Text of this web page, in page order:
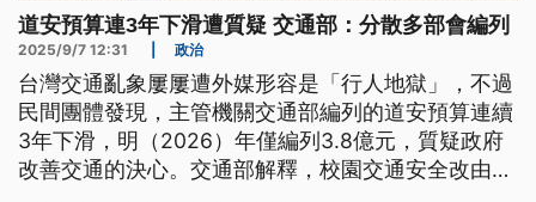
道安預算連3年下滑遭質疑 交通部：分散多部會編列
2025/9/7 12:31 政治
台灣交通亂象屢屢遭外媒形容是「行人地獄」，不過
民間團體發現，主管機關交通部編列的道安預算連續
3年下滑，明（2026）年僅編列3.8億元，質疑政府
改善交通的決心。交通部解釋，校園交通安全改由教